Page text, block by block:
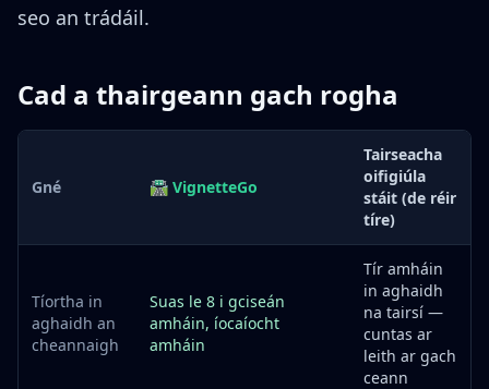
seo an trádáil.
Cad a thairgeann gach rogha
Gné 🛣️ VignetteGo
Tairseacha
oifigiúla
stáit (de réir
tíre)
Tíortha in
aghaidh an
cheannaigh
Suas le 8 i gciseán
amháin, íocaíocht
amháin
Tír amháin
in aghaidh
na tairsí —
cuntas ar
leith ar gach
ceann